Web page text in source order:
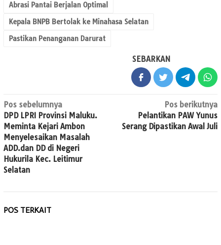
Abrasi Pantai Berjalan Optimal
Kepala BNPB Bertolak ke Minahasa Selatan
Pastikan Penanganan Darurat
SEBARKAN
Navigasi
pos
Pos sebelumnya
DPD LPRI Provinsi Maluku.
Meminta Kejari Ambon
Menyelesaikan Masalah
ADD.dan DD di Negeri
Hukurila Kec. Leitimur
Selatan
Pos berikutnya
Pelantikan PAW Yunus
Serang Dipastikan Awal Juli
POS TERKAIT